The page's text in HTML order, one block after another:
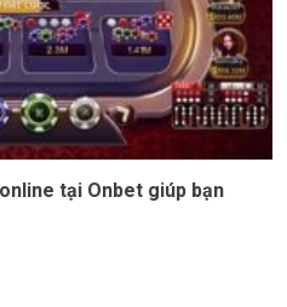
tại Onbet giúp bạn